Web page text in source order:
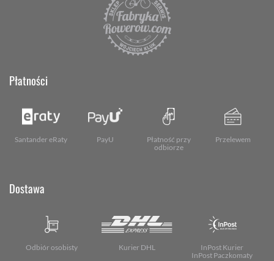
Płatności
Santander eRaty PayU
Płatność przy
odbiorze
Przelewem
Dostawa
Odbiór osobisty Kurier DHL
InPost Kurier
InPost Paczkomaty